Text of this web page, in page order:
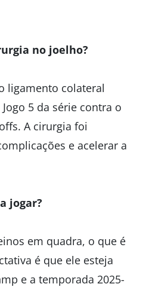
no joelho?
ligamento colateral
5 da série contra o
A cirurgia foi
e acelerar a
jogar?
em quadra, o que é
é que ele esteja
e a temporada 2025-